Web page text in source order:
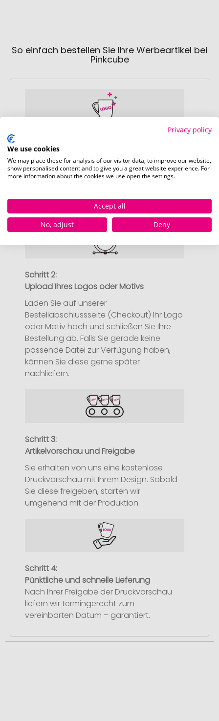
So einfach bestellen Sie Ihre Werbeartikel bei
Pinkcube
Artikelkonfiguration
Wählen Sie Ihre gewünschten
Werbeartikel aus und passen Sie diese
Anschließend legen Sie die konfigurierten
Artikel in Ihren Warenkorb.
Schritt 2:
Upload Ihres Logos oder Motivs
Laden Sie auf unserer
Bestellabschlussseite (Checkout) Ihr Logo
oder Motiv hoch und schließen Sie Ihre
Bestellung ab. Falls Sie gerade keine
passende Datei zur Verfügung haben,
können Sie diese gerne später
nachliefern.
Schritt 3:
Artikelvorschau und Freigabe
Sie erhalten von uns eine kostenlose
Druckvorschau mit Ihrem Design. Sobald
Sie diese freigeben, starten wir
umgehend mit der Produktion.
Schritt 4:
Pünktliche und schnelle Lieferung
Nach Ihrer Freigabe der Druckvorschau
liefern wir termingerecht zum
vereinbarten Datum – garantiert.
Privacy policy
We use cookies
We may place these for analysis of our visitor data, to improve our website,
show personalised content and to give you a great website experience. For
more information about the cookies we use open the settings.
Accept all
No, adjust
Deny